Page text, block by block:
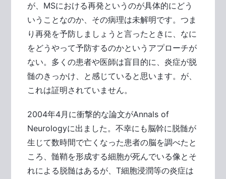
が、MSにおける再発というのが具体的にどう
いうことなのか、その病理は未解明です。つま
り再発を予防しましょうと言ったときに、なに
をどうやって予防するのかというアプローチが
ない。多くの患者や医師は盲目的に、炎症が脱
髄のきっかけ、と感じていると思います。が、
これは証明されていません。
2004年4月に衝撃的な論文がAnnals of
Neurologyに出ました。不幸にも脳幹に脱髄が
生じて数時間で亡くなった患者の脳を調べたと
ころ、髄鞘を形成する細胞が死んでいる像とそ
れによる脱髄はあるが、T細胞浸潤等の炎症は